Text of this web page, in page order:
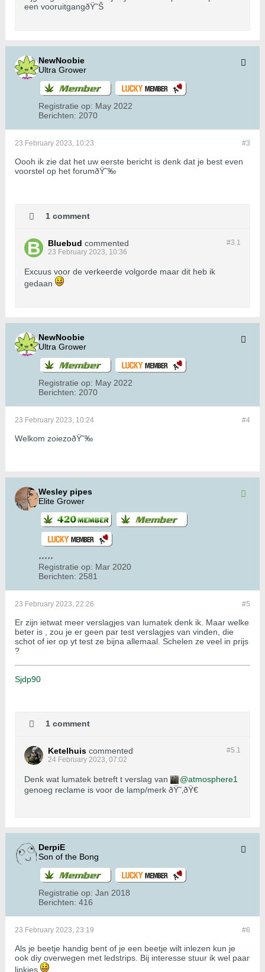
een vooruitgangðŸ˜Š
NewNoobie
Ultra Grower
Registratie op: May 2022
Berichten: 2070
#3
23 February 2023, 10:23
Oooh ik zie dat het uw eerste bericht is denk dat je best even
voorstel op het forumðŸ˜‰
1 comment
#3.1
Bluebud commented
23 February 2023, 10:36
Excuus voor de verkeerde volgorde maar dit heb ik
gedaan
NewNoobie
Ultra Grower
Registratie op: May 2022
Berichten: 2070
#4
23 February 2023, 10:24
Welkom zoiezoðŸ˜‰
Wesley pipes
Elite Grower
Registratie op: Mar 2020
Berichten: 2581
#5
23 February 2023, 22:26
Er zijn ietwat meer verslagjes van lumatek denk ik. Maar welke
beter is , zou je er geen par test verslagjes van vinden, die
schot of ier op yt test ze bijna allemaal. Schelen ze veel in prijs
?
Sjdp90
1 comment
#5.1
Ketelhuis commented
24 February 2023, 07:02
Denk wat lumatek betreft t verslag van
atmosphere1
genoeg reclame is voor de lamp/merk ðŸ˜‚ðŸ€
DerpiE
Son of the Bong
Registratie op: Jan 2018
Berichten: 416
#6
23 February 2023, 23:19
Als je beetje handig bent of je een beetje wilt inlezen kun je
ook diy overwegen met ledstrips. Bij interesse stuur ik wel paar
linkjes